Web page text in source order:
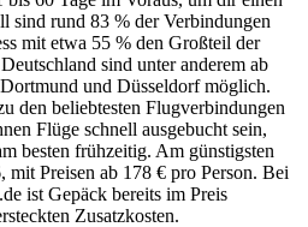
sind rund 83 % der Verbindungen
mit etwa 55 % den Großteil der
sind unter anderem ab
und Düsseldorf möglich.
den beliebtesten Flugverbindungen
Flüge schnell ausgebucht sein,
besten frühzeitig. Am günstigsten
mit Preisen ab 178 € pro Person. Bei
ist Gepäck bereits im Preis
Zusatzkosten.